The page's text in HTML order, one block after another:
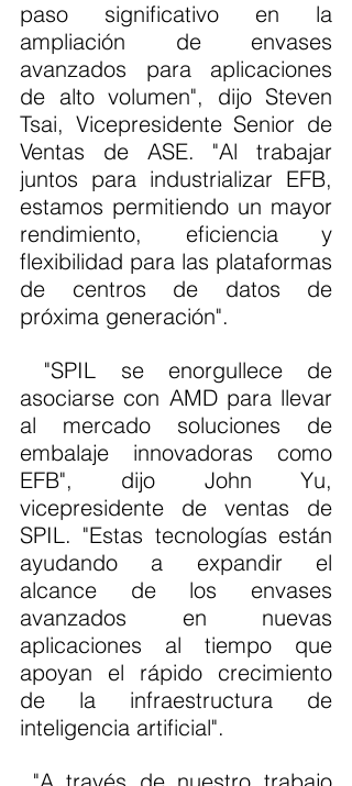
paso significativo en la
ampliación de envases
avanzados para aplicaciones
de alto volumen", dijo Steven
Tsai, Vicepresidente Senior de
Ventas de ASE. "Al trabajar
juntos para industrializar EFB,
estamos permitiendo un mayor
rendimiento, eficiencia y
flexibilidad para las plataformas
de centros de datos de
próxima generación".
asociarse con AMD para llevar
al mercado soluciones de
embalaje innovadoras como
EFB", dijo John Yu,
vicepresidente de ventas de
SPIL. "Estas tecnologías están
ayudando a expandir el
alcance de los envases
avanzados en nuevas
aplicaciones al tiempo que
apoyan el rápido crecimiento
de la infraestructura de
inteligencia artificial".